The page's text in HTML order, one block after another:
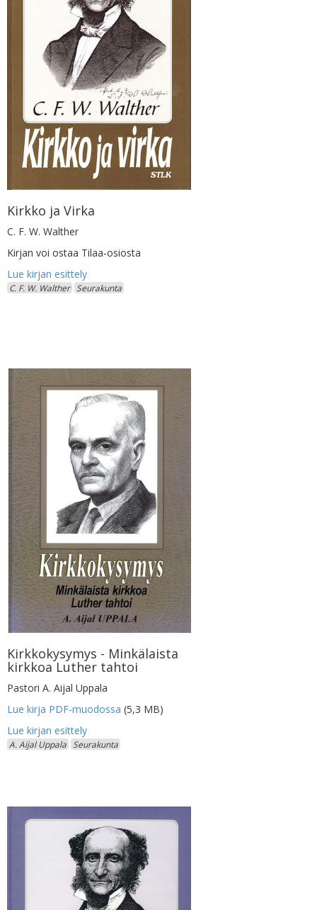
Kirkko ja Virka
C. F. W. Walther
Kirjan voi ostaa Tilaa-osiosta
C. F. W. Walther Seurakunta
Kirkkokysymys - Minkälaista
kirkkoa Luther tahtoi
Pastori A. Aijal Uppala
Lue kirja PDF-muodossa (5,3 MB)
A. Aijal Uppala Seurakunta